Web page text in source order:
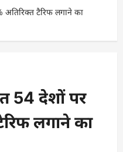
टैरिफ लगाने का
54 देशों पर
लगाने का